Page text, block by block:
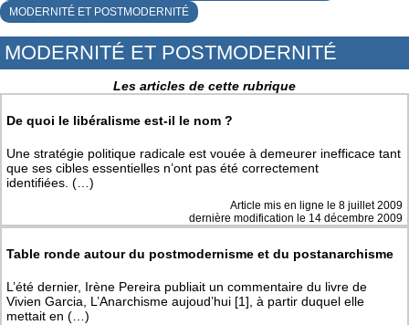
MODERNITÉ ET POSTMODERNITÉ
MODERNITÉ ET POSTMODERNITÉ
Les articles de cette rubrique
De quoi le libéralisme est-il le nom ?
Une stratégie politique radicale est vouée à demeurer inefficace tant
que ses cibles essentielles n’ont pas été correctement
identifiées. (…)
Article mis en ligne le 8 juillet 2009
dernière modification le 14 décembre 2009
Table ronde autour du postmodernisme et du postanarchisme
L’été dernier, Irène Pereira publiait un commentaire du livre de
Vivien Garcia, L’Anarchisme aujoud’hui [1], à partir duquel elle
mettait en (…)